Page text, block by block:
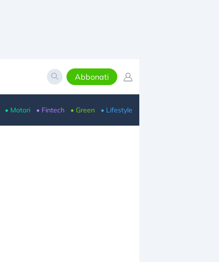
Abbonati
• Motori • Fintech • Green • Lifestyle